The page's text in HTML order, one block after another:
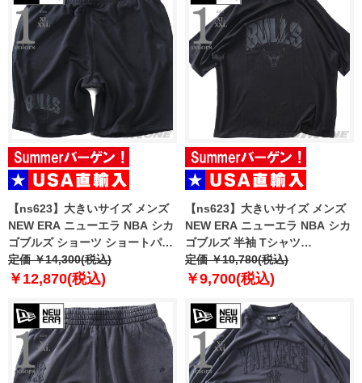
【ns623】大きいサイズ メンズ
NEW ERA ニューエラ NBA シカ
ゴブルズ ショーツ ショートパン
ツ ハーフパンツ NBA CHICAGO
BULLS BLACK SHORTS USA直
定価 ￥14,300(税込)
￥12,870(税込)
【ns623】大きいサイズ メンズ
NEW ERA ニューエラ NBA シカ
ゴブルズ 半袖 Tシャツ
CHICAGO BULLS NBA BLACK
OVERSIZED T-SHIRT USA直輸
定価 ￥10,780(税込)
￥9,700(税込)